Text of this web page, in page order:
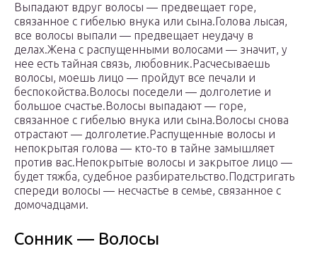
Выпадают вдруг волосы — предвещает горе,
связанное с гибелью внука или сына.Голова лысая,
все волосы выпали — предвещает неудачу в
делах.Жена с распущенными волосами — значит, у
нее есть тайная связь, любовник.Расчесываешь
волосы, моешь лицо — пройдут все печали и
беспокойства.Волосы поседели — долголетие и
большое счастье.Волосы выпадают — горе,
связанное с гибелью внука или сына.Волосы снова
отрастают — долголетие.Распущенные волосы и
непокрытая голова — кто-то в тайне замышляет
против вас.Непокрытые волосы и закрытое лицо —
будет тяжба, судебное разбирательство.Подстригать
спереди волосы — несчастье в семье, связанное с
домочадцами.
Сонник — Волосы